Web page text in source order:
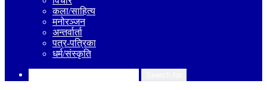
कला/साहित्य
मनोरञ्जन
अन्तर्वार्ता
पत्र-पत्रिका
धर्म/संस्कृति